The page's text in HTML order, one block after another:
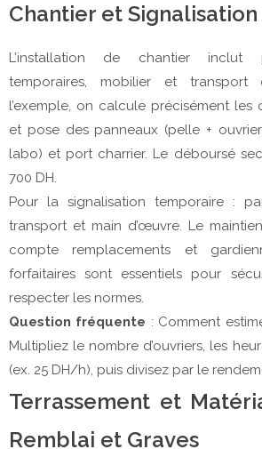
Chantier et Signalisation
L’installation de chantier inclut
temporaires, mobilier et transport
l’exemple, on calcule précisément
et pose des panneaux (pelle +
labo) et port charrier. Le déboursé
700 DH.
Pour la signalisation temporaire :
transport et main d’œuvre. Le
compte remplacements et
forfaitaires sont essentiels pour
respecter les normes.
Question fréquente : Comment
Multipliez le nombre d’ouvriers, les
(ex. 25 DH/h), puis divisez par le
Terrassement et
Remblai et Graves